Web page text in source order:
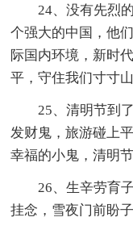
24、没有先烈
个强大的中国，他
际国内环境，新时
平，守住我们寸寸
25、清明节到
发财鬼，旅游碰上
幸福的小鬼，清明
26、生辛劳育
挂念，雪夜门前盼子